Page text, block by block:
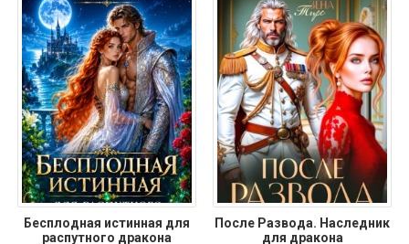
Бесплодная истинная для
распутного дракона
После Развода. Наследник
для дракона